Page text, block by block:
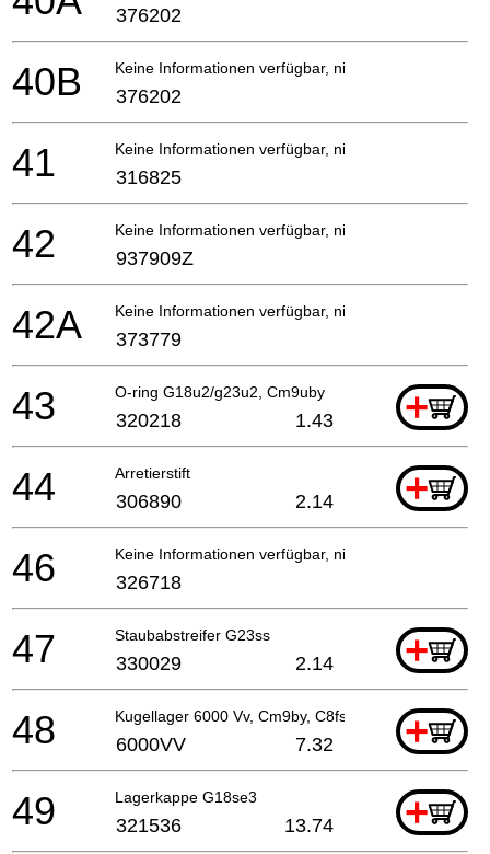
376202
Keine Informationen verfügbar, nicht bestellbar
40B 376202
Keine Informationen verfügbar, nicht bestellbar
41 316825
Keine Informationen verfügbar, nicht bestellbar
42 937909Z
Keine Informationen verfügbar, nicht bestellbar
42A 373779
O-ring G18u2/g23u2, Cm9uby +
43 320218 1.43
Arretierstift +
44 306890 2.14
Keine Informationen verfügbar, nicht bestellbar
46 326718
Staubabstreifer G23ss +
47 330029 2.14
Kugellager 6000 Vv, Cm9by, C8fse, G23ss+
48 6000VV 7.32
Lagerkappe G18se3 +
49 321536 13.74